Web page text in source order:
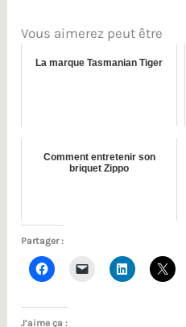
Vous aimerez peut être
La marque Tasmanian Tiger
Comment entretenir son
briquet Zippo
Partager :
J’aime ça :